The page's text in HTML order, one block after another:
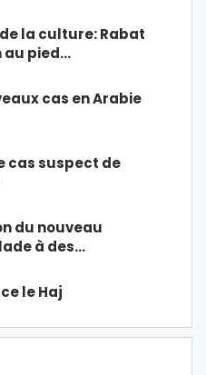
la culture: Rabat
au pied…
cas en Arabie
cas suspect de
du nouveau
à des…
le Haj